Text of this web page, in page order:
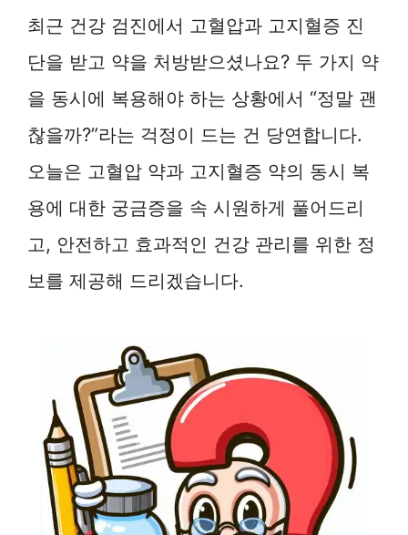
최근 건강 검진에서 고혈압과 고지혈증 진
단을 받고 약을 처방받으셨나요? 두 가지 약
을 동시에 복용해야 하는 상황에서 “정말 괜
찮을까?”라는 걱정이 드는 건 당연합니다.
오늘은 고혈압 약과 고지혈증 약의 동시 복
용에 대한 궁금증을 속 시원하게 풀어드리
고, 안전하고 효과적인 건강 관리를 위한 정
보를 제공해 드리겠습니다.